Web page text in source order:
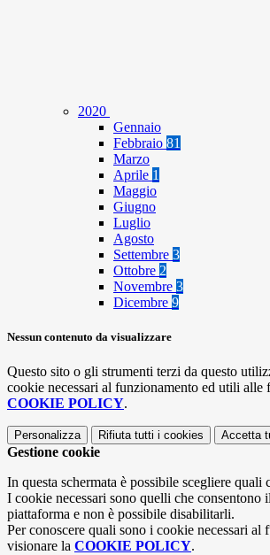
2020
Gennaio
Febbraio 81
Marzo
Aprile 1
Maggio
Giugno
Luglio
Agosto
Settembre 3
Ottobre 2
Novembre 3
Dicembre 9
Nessun contenuto da visualizzare
Questo sito o gli strumenti terzi da questo
cookie necessari al funzionamento ed utili alle
COOKIE POLICY.
Personalizza Rifiuta tutti i cookies Accetta
Gestione cookie
In questa schermata è possibile scegliere quali
I cookie necessari sono quelli che consentono
piattaforma e non è possibile disabilitarli.
Per conoscere quali sono i cookie necessari al
visionare la COOKIE POLICY.